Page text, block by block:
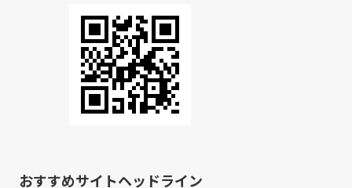
おすすめサイトヘッドライン